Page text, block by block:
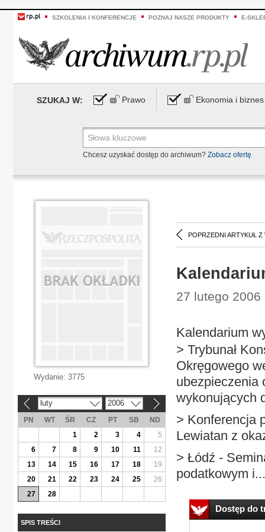
SZKOLENIA I KONFERENCJE POZNAJ NASZE PRODUKTY E-
SZUKAJ W: Prawo Ekonomia i biznes
Chcesz uzyskać dostęp do archiwum? Zobacz ofertę
POPRZEDNI ARTYKUŁ Z
27 lutego 2006
Kalendarium
> Trybunał
Okręgowego
ubezpieczenia
wykonujących
> Konferencja
Lewiatan z
> Łódź -
podatkowym i...
Dostęp do
Wydanie: 3775
luty 2006
PN WT ŚR CZ PT SB
ND
1
2 3 4
5
6
7 8 9 10 11
12
13
14 15 16 17 18
19
20
21 22 23 24 25
26
27
28
SPIS TREŚCI